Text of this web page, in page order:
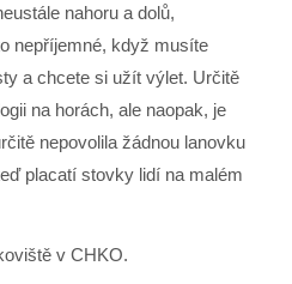
nahoru a dolů,
nepříjemné, když musíte
a chcete si užít výlet. Určitě
na horách, ale naopak, je
nepovolila žádnou lanovku
placatí stovky lidí na malém
v CHKO.